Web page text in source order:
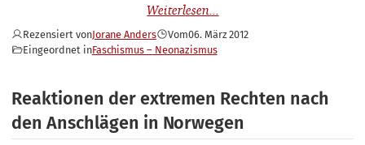
Rezensiert vonJorane Anders Vom06. März 2012
Eingeordnet inFaschismus – Neonazismus
Reaktionen der extremen Rechten nach
den Anschlägen in Norwegen